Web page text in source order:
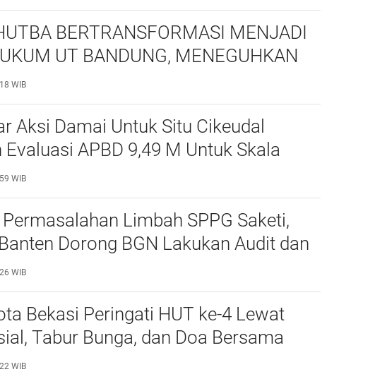
BERTRANSFORMASI MENJADI
UT BANDUNG, MENEGUHKAN
ORGANISASI MAHASISWA HUKUM
TERBUKA
WIB
Aksi Damai Untuk Situ Cikeudal
Evaluasi APBD 9,49 M Untuk Skala
Kebutuhan Dasar Masyarakat
nya Butuh Kawasa
WIB
Limbah SPPG Saketi,
Dorong BGN Lakukan Audit dan
WIB
Bekasi Peringati HUT ke-4 Lewat
Tabur Bunga, dan Doa Bersama
Anggota
WIB